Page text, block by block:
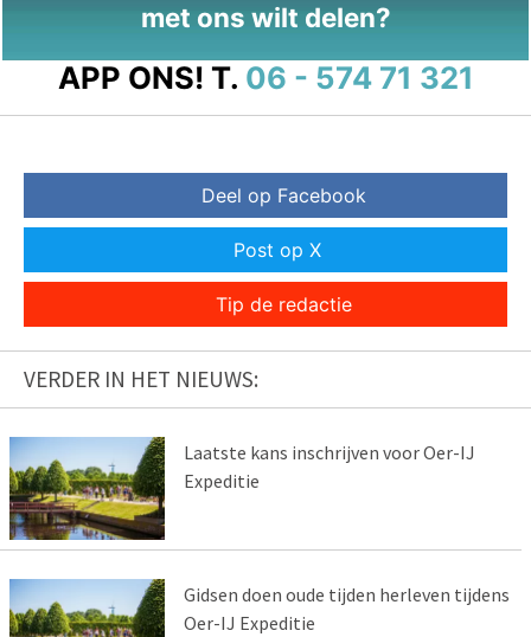
met ons wilt delen?
APP ONS! T. 06 - 574 71 321
Deel op Facebook
Post op X
Tip de redactie
VERDER IN HET NIEUWS:
Laatste kans inschrijven voor Oer-IJ
Expeditie
Gidsen doen oude tijden herleven tijdens
Oer-IJ Expeditie